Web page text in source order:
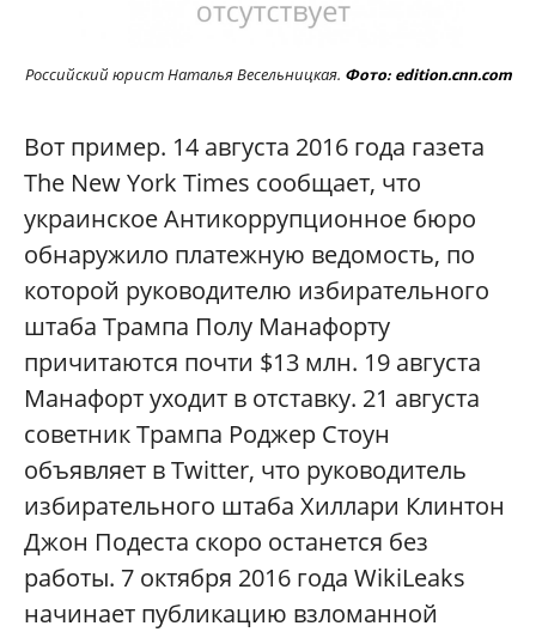
Российский юрист Наталья Весельницкая. Фото:edition.cnn.com
Вот пример. 14 августа 2016 года газета
The New York Times сообщает, что
украинское Антикоррупционное бюро
обнаружило платежную ведомость, по
которой руководителю избирательного
штаба Трампа Полу Манафорту
причитаются почти $13 млн. 19 августа
Манафорт уходит в отставку. 21 августа
советник Трампа Роджер Стоун
объявляет в Twitter, что руководитель
избирательного штаба Хиллари Клинтон
Джон Подеста скоро останется без
работы. 7 октября 2016 года WikiLeaks
начинает публикацию взломанной